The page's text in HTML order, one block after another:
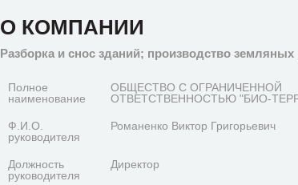
О КОМПАНИИ
Разборка и снос зданий; производство земляных
Полное
наименование
ОБЩЕСТВО С ОГРАНИЧЕННОЙ
ОТВЕТСТВЕННОСТЬЮ "БИО-
Ф.И.О.
руководителя
Романенко Виктор Григорьевич
Должность
руководителя
Директор